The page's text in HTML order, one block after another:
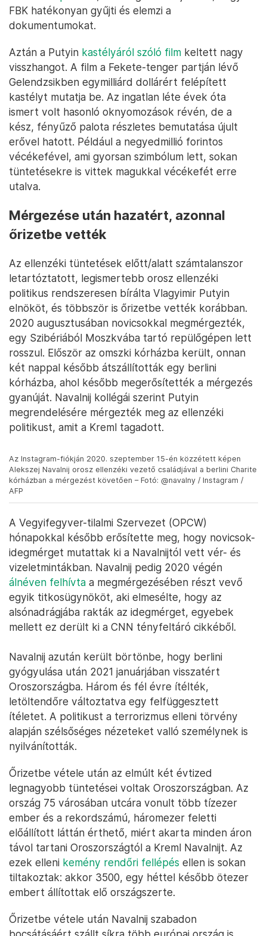
FBK hatékonyan gyűjti és elemzi a
dokumentumokat.
Aztán a Putyin kastélyáról szóló film keltett nagy
visszhangot. A film a Fekete-tenger partján lévő
Gelendzsikben egymilliárd dollárért felépített
kastélyt mutatja be. Az ingatlan léte évek óta
ismert volt hasonló oknyomozások révén, de a
kész, fényűző palota részletes bemutatása újult
erővel hatott. Például a negyedmillió forintos
vécékefével, ami gyorsan szimbólum lett, sokan
tüntetésekre is vittek magukkal vécékefét erre
utalva.
Mérgezése után hazatért, azonnal
őrizetbe vették
Az ellenzéki tüntetések előtt/alatt számtalanszor
letartóztatott, legismertebb orosz ellenzéki
politikus rendszeresen bírálta Vlagyimir Putyin
elnököt, és többször is őrizetbe vették korábban.
2020 augusztusában novicsokkal megmérgezték,
egy Szibériából Moszkvába tartó repülőgépen lett
rosszul. Először az omszki kórházba került, onnan
két nappal később átszállították egy berlini
kórházba, ahol később megerősítették a mérgezés
gyanúját. Navalnij kollégái szerint Putyin
megrendelésére mérgezték meg az ellenzéki
politikust, amit a Kreml tagadott.
Az Instagram-fiókján 2020. szeptember 15-én közzétett képen
Alekszej Navalnij orosz ellenzéki vezető családjával a berlini Charite
kórházban a mérgezést követően – Fotó: @navalny / Instagram /
AFP
A Vegyifegyver-tilalmi Szervezet (OPCW)
hónapokkal később erősítette meg, hogy novicsok-
idegmérget mutattak ki a Navalnijtól vett vér- és
vizeletmintákban. Navalnij pedig 2020 végén
álnéven felhívta a megmérgezésében részt vevő
egyik titkosügynököt, aki elmesélte, hogy az
alsónadrágjába rakták az idegmérget, egyebek
mellett ez derült ki a CNN tényfeltáró cikkéből.
Navalnij azután került börtönbe, hogy berlini
gyógyulása után 2021 januárjában visszatért
Oroszországba. Három és fél évre ítélték,
letöltendőre változtatva egy felfüggesztett
ítéletet. A politikust a terrorizmus elleni törvény
alapján szélsőséges nézeteket valló személynek is
nyilvánították.
Őrizetbe vétele után az elmúlt két évtized
legnagyobb tüntetései voltak Oroszországban. Az
ország 75 városában utcára vonult több tízezer
ember és a rekordszámú, háromezer feletti
előállított láttán érthető, miért akarta minden áron
távol tartani Oroszországtól a Kreml Navalnijt. Az
ezek elleni kemény rendőri fellépés ellen is sokan
tiltakoztak: akkor 3500, egy héttel később ötezer
embert állítottak elő országszerte.
Őrizetbe vétele után Navalnij szabadon